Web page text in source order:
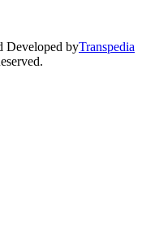
Developed byTranspedia